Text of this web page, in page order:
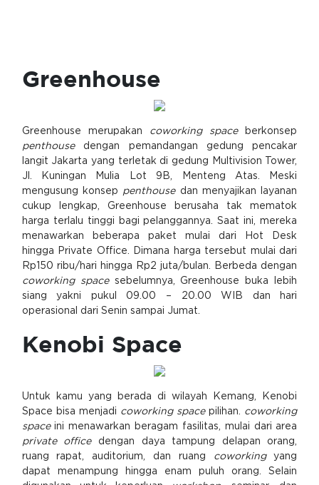
Greenhouse
Greenhouse merupakan coworking spaceberkonsep
penthouse dengan pemandangan gedung pencakar
langit Jakarta yang terletak di gedung Multivision Tower,
Jl. Kuningan Mulia Lot 9B, Menteng Atas. Meski
mengusung konsep penthousedan menyajikan layanan
cukup lengkap, Greenhouse berusaha tak mematok
harga terlalu tinggi bagi pelanggannya. Saat ini, mereka
menawarkan beberapa paket mulai dari Hot Desk
hingga Private Office. Dimana harga tersebut mulai dari
Rp150 ribu/hari hingga Rp2 juta/bulan. Berbeda dengan
coworking spacesebelumnya, Greenhouse buka lebih
siang yakni pukul 09.00 – 20.00 WIB dan hari
operasional dari Senin sampai Jumat.
Kenobi Space
Untuk kamu yang berada di wilayah Kemang, Kenobi
Space bisa menjadi coworking spacepilihan. coworking
spaceini menawarkan beragam fasilitas, mulai dari area
private officedengan daya tampung delapan orang,
ruang rapat, auditorium, dan ruang
coworkingyang
dapat menampung hingga enam puluh orang. Selain